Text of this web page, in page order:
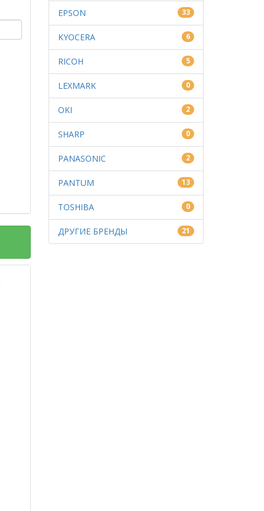
EPSON 33
KYOCERA 6
RICOH 5
LEXMARK 0
OKI 2
SHARP 0
PANASONIC 2
PANTUM 13
TOSHIBA 0
ДРУГИЕ БРЕНДЫ 21